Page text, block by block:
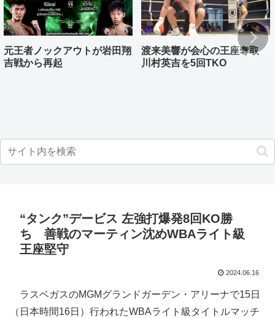
元王者ノックアウトが岩田翔
吉戦から再起
渡来美響が会心の王座奪取
川村英吉を5回TKO
“タンク”デービス 左強打爆発8回KO勝
ち 善戦のマーティン沈めWBAライト級
王座堅守
2024.06.16
ラスベガスのMGMグランドガーデン・アリーナで15日
（日本時間16日）行われたWBAライト級タイトルマッチ